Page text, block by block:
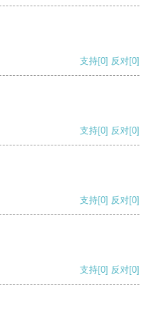
支持[0] 反对[0]
支持[0] 反对[0]
支持[0] 反对[0]
支持[0] 反对[0]